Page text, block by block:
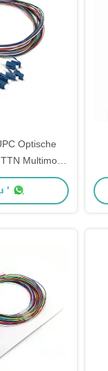
Optische
Multimode
'